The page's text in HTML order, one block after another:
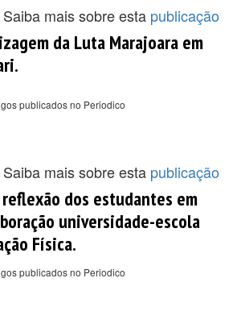
Saiba mais sobre esta publicação
da Luta Marajoara em
publicados no Periodico
Saiba mais sobre esta publicação
dos estudantes em
universidade-escola
Física.
publicados no Periodico